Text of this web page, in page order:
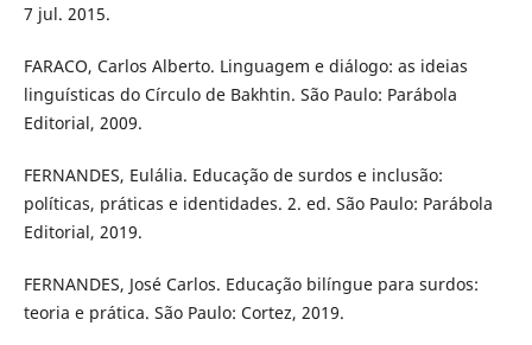
7 jul. 2015.
FARACO, Carlos Alberto. Linguagem e diálogo: as ideias
linguísticas do Círculo de Bakhtin. São Paulo: Parábola
Editorial, 2009.
FERNANDES, Eulália. Educação de surdos e inclusão:
políticas, práticas e identidades. 2. ed. São Paulo: Parábola
Editorial, 2019.
FERNANDES, José Carlos. Educação bilíngue para surdos:
teoria e prática. São Paulo: Cortez, 2019.